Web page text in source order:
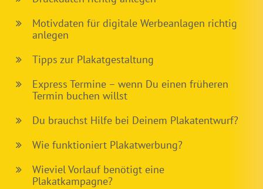
Motivdaten für digitale Werbeanlagen richtig
anlegen
Tipps zur Plakatgestaltung
Express Termine – wenn Du einen früheren
Termin buchen willst
Du brauchst Hilfe bei Deinem Plakatentwurf?
Wie funktioniert Plakatwerbung?
Wieviel Vorlauf benötigt eine
Plakatkampagne?